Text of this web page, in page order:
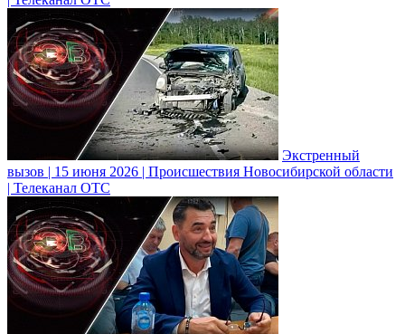
Экстренный
вызов | 15 июня 2026 | Происшествия Новосибирской области
| Телеканал ОТС